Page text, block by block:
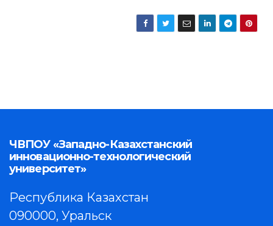
ЧВПОУ «Западно-Казахстанский
инновационно-технологический
университет»
Республика Казахстан
090000, Уральск